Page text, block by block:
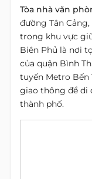
Tòa nhà văn
đường Tân
trong khu vực
Biên Phủ là nơi
của quận Bình
tuyến Metro Bến
giao thông để di
thành phố.